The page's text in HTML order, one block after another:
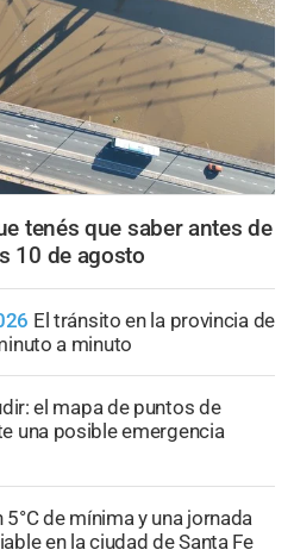
tenés que saber antes de
10 de agosto
El tránsito en la provincia de
a minuto
el mapa de puntos de
una posible emergencia
de mínima y una jornada
en la ciudad de Santa Fe